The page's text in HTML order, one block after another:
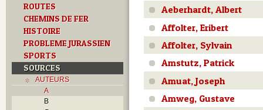
ROUTES
CHEMINS DE FER
HISTOIRE
PROBLEME JURASSIEN
SPORTS
SOURCES
AUTEURS
A
B
Aeberhardt, Albert
Affolter, Eribert
Affolter, Sylvain
Amstutz, Patrick
Amuat, Joseph
Amweg, Gustave